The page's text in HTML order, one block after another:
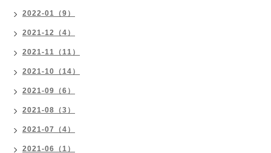
2022-01（9）
2021-12（4）
2021-11（11）
2021-10（14）
2021-09（6）
2021-08（3）
2021-07（4）
2021-06（1）